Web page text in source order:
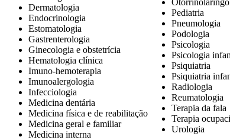
Dermatologia
Endocrinologia
Estomatologia
Gastrenterologia
Ginecologia e obstetrícia
Hematologia clínica
Imuno-hemoterapia
Imunoalergologia
Infecciologia
Medicina dentária
Medicina física e de reabilitação
Medicina geral e familiar
Medicina interna
Pediatria
Pneumologia
Podologia
Psicologia
Psicologia
Psiquiatria
Psiquiatria
Radiologia
Reumatologia
Terapia da fala
Terapia
Urologia